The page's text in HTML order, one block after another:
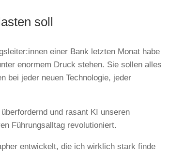
soll
einer Bank letzten Monat habe
enormem Druck stehen. Sie sollen alles
bei jeder neuen Technologie, jeder
und rasant KI unseren
Führungsalltag revolutioniert.
entwickelt, die ich wirklich stark finde